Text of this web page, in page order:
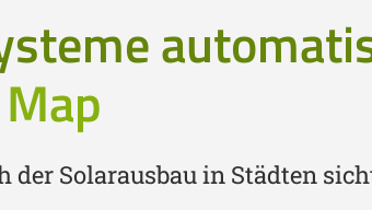
der Solarausbau in Städten